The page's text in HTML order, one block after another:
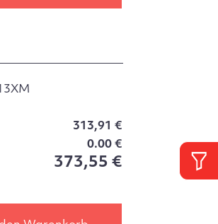
313,91 €
0.00 €
373,55 €